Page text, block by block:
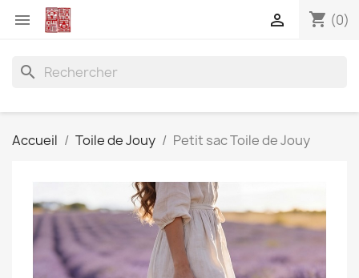
 shopping_cart (0)

search
Accueil Toile de Jouy Petit sac Toile de Jouy